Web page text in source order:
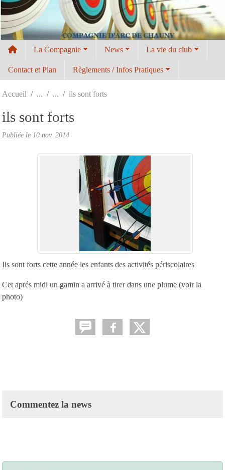
La Compagnie News La vie du club
Contact et Plan Règlements / Infos Pratiques
Accueil ils sont forts
ils sont forts
Publiée le 10 nov. 2014
Ils sont forts cette année les enfants des activités périscolaires
Cet aprés midi un gamin a arrivé à tirer dans une plume (voir la
photo)
Commentez la news
Panneau de gestion des cookies